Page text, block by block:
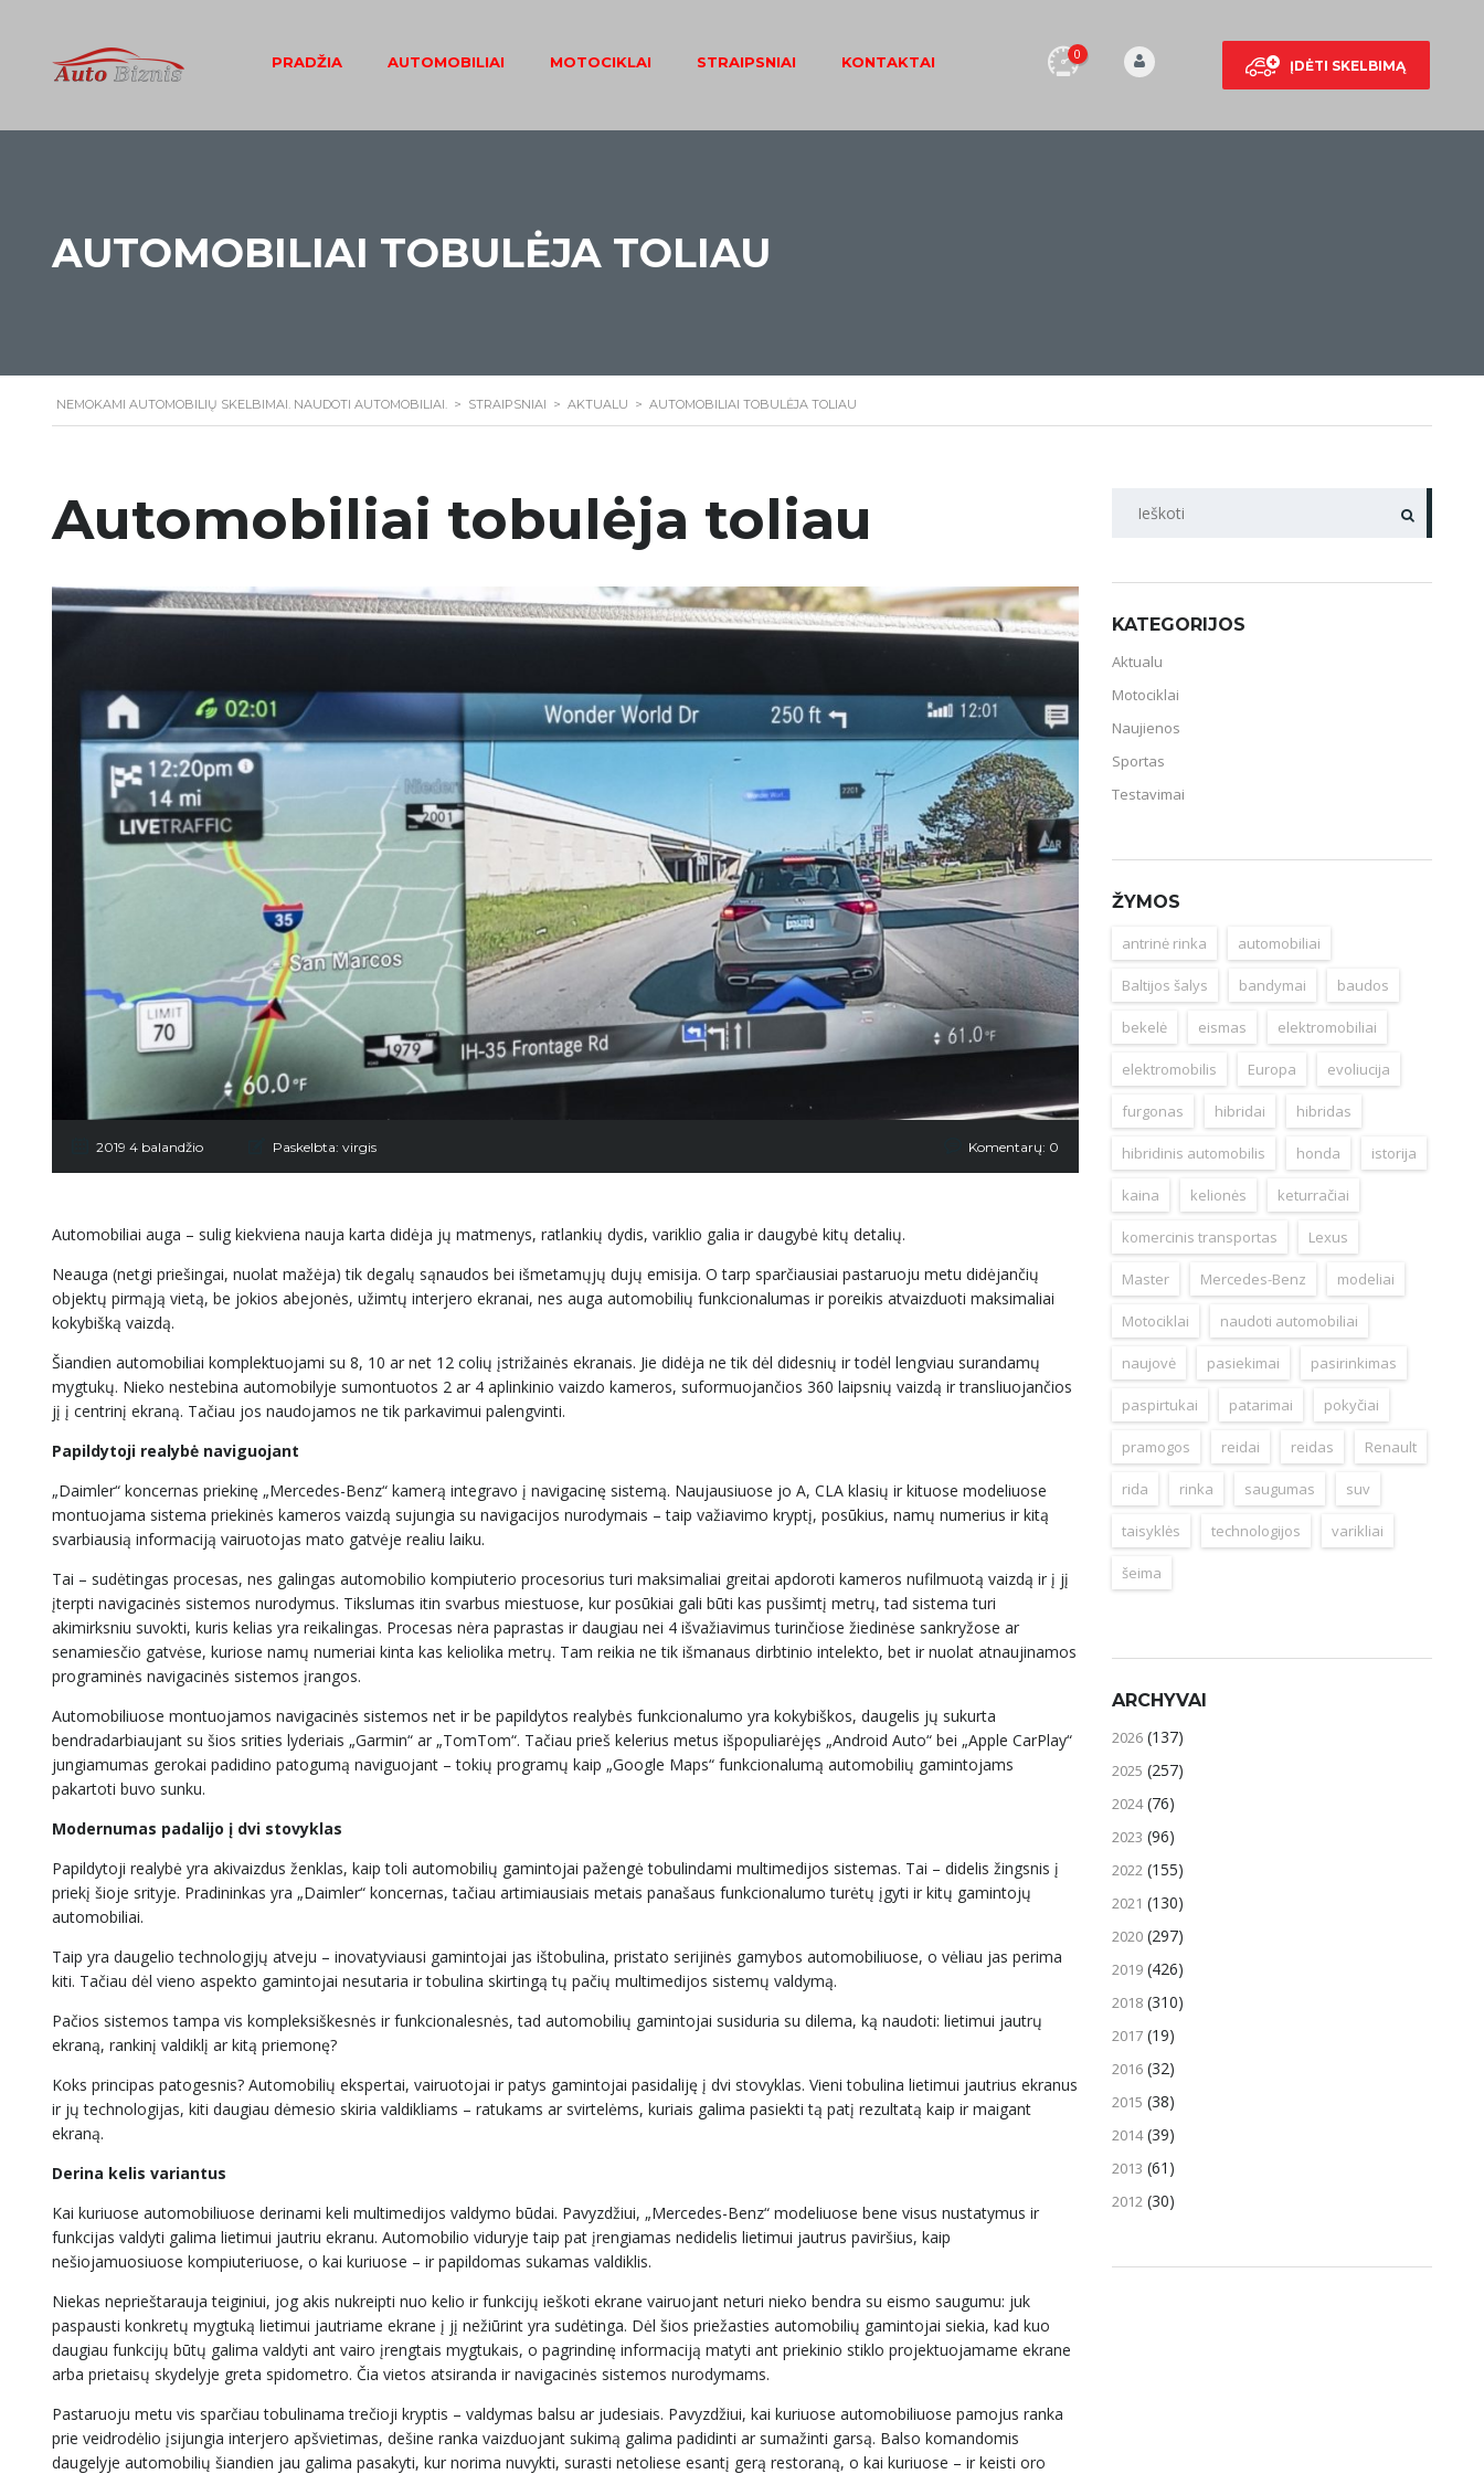
ĮDĖTI SKELBIMĄ
0
PRADŽIA AUTOMOBILIAI MOTOCIKLAI STRAIPSNIAI KONTAKTAI
AUTOMOBILIAI TOBULĖJA TOLIAU
NEMOKAMI AUTOMOBILIŲ SKELBIMAI. NAUDOTI AUTOMOBILIAI. > STRAIPSNIAI > AKTUALU > AUTOMOBILIAI TOBULĖJA TOLIAU
Automobiliai tobulėja toliau
2019 4 balandžio Paskelbta: virgis Komentarų: 0
Automobiliai auga – sulig kiekviena nauja karta didėja jų matmenys, ratlankių dydis, variklio galia ir daugybė kitų detalių.
Neauga (netgi priešingai, nuolat mažėja) tik degalų sąnaudos bei išmetamųjų dujų emisija. O tarp sparčiausiai pastaruoju metu didėjančių
objektų pirmąją vietą, be jokios abejonės, užimtų interjero ekranai, nes auga automobilių funkcionalumas ir poreikis atvaizduoti maksimaliai
kokybišką vaizdą.
Šiandien automobiliai komplektuojami su 8, 10 ar net 12 colių įstrižainės ekranais. Jie didėja ne tik dėl didesnių ir todėl lengviau surandamų
mygtukų. Nieko nestebina automobilyje sumontuotos 2 ar 4 aplinkinio vaizdo kameros, suformuojančios 360 laipsnių vaizdą ir transliuojančios
jį į centrinį ekraną. Tačiau jos naudojamos ne tik parkavimui palengvinti.
Papildytoji realybė naviguojant
„Daimler“ koncernas priekinę „Mercedes-Benz“ kamerą integravo į navigacinę sistemą. Naujausiuose jo A, CLA klasių ir kituose modeliuose
montuojama sistema priekinės kameros vaizdą sujungia su navigacijos nurodymais – taip važiavimo kryptį, posūkius, namų numerius ir kitą
svarbiausią informaciją vairuotojas mato gatvėje realiu laiku.
Tai – sudėtingas procesas, nes galingas automobilio kompiuterio procesorius turi maksimaliai greitai apdoroti kameros nufilmuotą vaizdą ir į jį
įterpti navigacinės sistemos nurodymus. Tikslumas itin svarbus miestuose, kur posūkiai gali būti kas pusšimtį metrų, tad sistema turi
akimirksniu suvokti, kuris kelias yra reikalingas. Procesas nėra paprastas ir daugiau nei 4 išvažiavimus turinčiose žiedinėse sankryžose ar
senamiesčio gatvėse, kuriose namų numeriai kinta kas keliolika metrų. Tam reikia ne tik išmanaus dirbtinio intelekto, bet ir nuolat atnaujinamos
programinės navigacinės sistemos įrangos.
Automobiliuose montuojamos navigacinės sistemos net ir be papildytos realybės funkcionalumo yra kokybiškos, daugelis jų sukurta
bendradarbiaujant su šios srities lyderiais „Garmin“ ar „TomTom“. Tačiau prieš kelerius metus išpopuliarėjęs „Android Auto“ bei „Apple CarPlay“
jungiamumas gerokai padidino patogumą naviguojant – tokių programų kaip „Google Maps“ funkcionalumą automobilių gamintojams
pakartoti buvo sunku.
Modernumas padalijo į dvi stovyklas
Papildytoji realybė yra akivaizdus ženklas, kaip toli automobilių gamintojai pažengė tobulindami multimedijos sistemas. Tai – didelis žingsnis į
priekį šioje srityje. Pradininkas yra „Daimler“ koncernas, tačiau artimiausiais metais panašaus funkcionalumo turėtų įgyti ir kitų gamintojų
automobiliai.
Taip yra daugelio technologijų atveju – inovatyviausi gamintojai jas ištobulina, pristato serijinės gamybos automobiliuose, o vėliau jas perima
kiti. Tačiau dėl vieno aspekto gamintojai nesutaria ir tobulina skirtingą tų pačių multimedijos sistemų valdymą.
Pačios sistemos tampa vis kompleksiškesnės ir funkcionalesnės, tad automobilių gamintojai susiduria su dilema, ką naudoti: lietimui jautrų
ekraną, rankinį valdiklį ar kitą priemonę?
Koks principas patogesnis? Automobilių ekspertai, vairuotojai ir patys gamintojai pasidaliję į dvi stovyklas. Vieni tobulina lietimui jautrius ekranus
ir jų technologijas, kiti daugiau dėmesio skiria valdikliams – ratukams ar svirtelėms, kuriais galima pasiekti tą patį rezultatą kaip ir maigant
ekraną.
Derina kelis variantus
Kai kuriuose automobiliuose derinami keli multimedijos valdymo būdai. Pavyzdžiui, „Mercedes-Benz“ modeliuose bene visus nustatymus ir
funkcijas valdyti galima lietimui jautriu ekranu. Automobilio viduryje taip pat įrengiamas nedidelis lietimui jautrus paviršius, kaip
nešiojamuosiuose kompiuteriuose, o kai kuriuose – ir papildomas sukamas valdiklis.
Niekas neprieštarauja teiginiui, jog akis nukreipti nuo kelio ir funkcijų ieškoti ekrane vairuojant neturi nieko bendra su eismo saugumu: juk
paspausti konkretų mygtuką lietimui jautriame ekrane į jį nežiūrint yra sudėtinga. Dėl šios priežasties automobilių gamintojai siekia, kad kuo
daugiau funkcijų būtų galima valdyti ant vairo įrengtais mygtukais, o pagrindinę informaciją matyti ant priekinio stiklo projektuojamame ekrane
arba prietaisų skydelyje greta spidometro. Čia vietos atsiranda ir navigacinės sistemos nurodymams.
Pastaruoju metu vis sparčiau tobulinama trečioji kryptis – valdymas balsu ar judesiais. Pavyzdžiui, kai kuriuose automobiliuose pamojus ranka
prie veidrodėlio įsijungia interjero apšvietimas, dešine ranka vaizduojant sukimą galima padidinti ar sumažinti garsą. Balso komandomis
daugelyje automobilių šiandien jau galima pasakyti, kur norima nuvykti, surasti netoliese esantį gerą restoraną, o kai kuriuose – ir keisti oro
PAIEŠKA
KATEGORIJOS
Aktualu
Motociklai
Naujienos
Sportas
Testavimai
ŽYMOS
antrinė rinka automobiliai
Baltijos šalys bandymai baudos
bekelė eismas elektromobiliai
elektromobilis Europa evoliucija
furgonas hibridai hibridas
hibridinis automobilis honda istorija
kaina kelionės keturračiai
komercinis transportas Lexus
Master Mercedes-Benz modeliai
Motociklai naudoti automobiliai
naujovė pasiekimai pasirinkimas
paspirtukai patarimai pokyčiai
pramogos reidai reidas Renault
rida rinka saugumas suv
taisyklės technologijos varikliai
šeima
ARCHYVAI
2026 (137)
2025 (257)
2024(76)
2023 (96)
2022 (155)
2021 (130)
2020 (297)
2019 (426)
2018 (310)
2017 (19)
2016 (32)
2015 (38)
2014(39)
2013 (61)
2012 (30)